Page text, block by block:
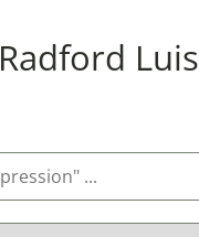
Radford Luis